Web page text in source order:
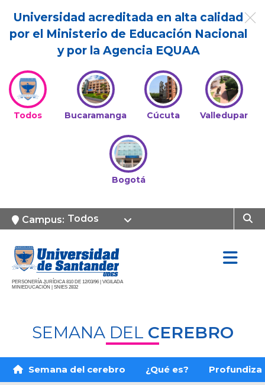
Universidad acreditada en alta calidad
por el Ministerio de Educación Nacional
y por la Agencia EQUAA
Todos Bucaramanga Cúcuta Valledupar
Bogotá
Campus: Todos
PERSONERÍA JURÍDICA 810 DE 12/03/96 | VIGILADA
MINIEDUCACIÓN | SNIES 2832
SEMANA DEL CEREBRO
Semana del cerebro ¿Qué es? Profundiza